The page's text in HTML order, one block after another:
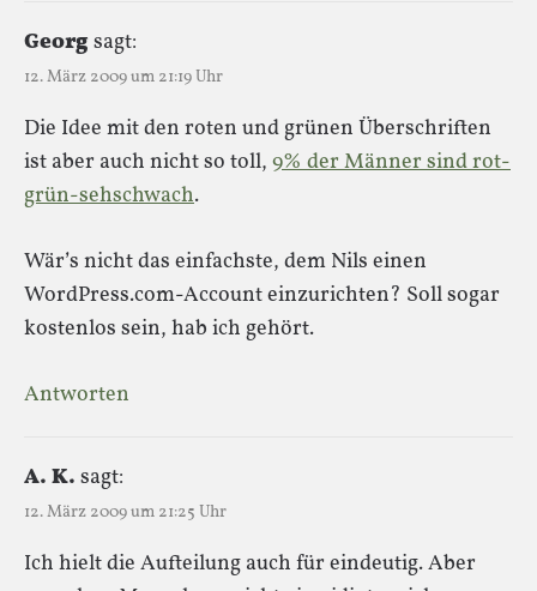
Georgsagt:
12. März 2009 um 21:19 Uhr
Die Idee mit den roten und grünen Überschriften
ist aber auch nicht so toll, 9% der Männer sind rot-
grün-sehschwach.
Wär’s nicht das einfachste, dem Nils einen
WordPress.com-Account einzurichten? Soll sogar
kostenlos sein, hab ich gehört.
Antworten
A. K. sagt:
12. März 2009 um 21:25 Uhr
Ich hielt die Aufteilung auch für eindeutig. Aber